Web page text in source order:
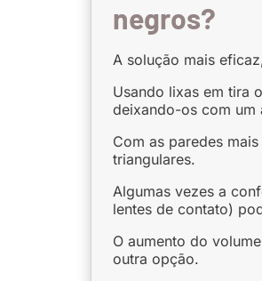
negros?
A solução mais
Usando lixas em tira
deixando-os com um
Com as paredes
triangulares.
Algumas vezes a
lentes de contato)
O aumento do
outra opção.